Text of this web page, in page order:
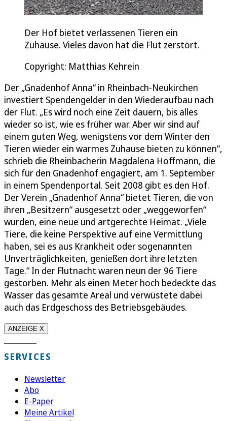
Der Hof bietet verlassenen Tieren ein
Zuhause. Vieles davon hat die Flut zerstört.
Copyright: Matthias Kehrein
Der „Gnadenhof Anna“ in Rheinbach-Neukirchen
investiert Spendengelder in den Wiederaufbau nach
der Flut. „Es wird noch eine Zeit dauern, bis alles
wieder so ist, wie es früher war. Aber wir sind auf
einem guten Weg, wenigstens vor dem Winter den
Tieren wieder ein warmes Zuhause bieten zu können“,
schrieb die Rheinbacherin Magdalena Hoffmann, die
sich für den Gnadenhof engagiert, am 1. September
in einem Spendenportal. Seit 2008 gibt es den Hof.
Der Verein „Gnadenhof Anna“ bietet Tieren, die von
ihren „Besitzern“ ausgesetzt oder „weggeworfen“
wurden, eine neue und artgerechte Heimat. „Viele
Tiere, die keine Perspektive auf eine Vermittlung
haben, sei es aus Krankheit oder sogenannten
Unverträglichkeiten, genießen dort ihre letzten
Tage.“ In der Flutnacht waren neun der 96 Tiere
gestorben. Mehr als einen Meter hoch bedeckte das
Wasser das gesamte Areal und verwüstete dabei
auch das Erdgeschoss des Betriebsgebäudes.
ANZEIGE X
SERVICES
Newsletter
Abo
E-Paper
Meine Artikel